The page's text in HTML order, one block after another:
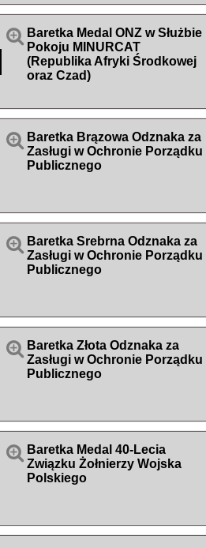
 Baretka Medal ONZ w Służbie
Pokoju MINURCAT
(Republika Afryki Środkowej
oraz Czad)
 Baretka Brązowa Odznaka za
Zasługi w Ochronie Porządku
Publicznego
 Baretka Srebrna Odznaka za
Zasługi w Ochronie Porządku
Publicznego
 Baretka Złota Odznaka za
Zasługi w Ochronie Porządku
Publicznego
 Baretka Medal 40-Lecia
Związku Żołnierzy Wojska
Polskiego